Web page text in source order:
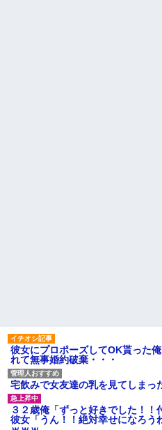
こに金庫があったから、開けて
みようとしただけ☆』義兄「泥
は出てけ！二度と来るな！」結
果・・・
私「初めて飲む味だけどなん
のお茶？」彼「ちっ！」私「」
【GIF】JSのカンチョーワロ
タ
彼女にプロポーズしてOK貰った
れて無事婚約破棄・・・
宅飲みで女友達の乳を見てしまっ
３２歳俺「ずっと好きでした！
彼女「うん！！絶対幸せになろ